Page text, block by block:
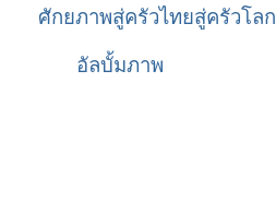
ศักยภาพสู่ครัวไทยสู่ครัวโลก
อัลบั้มภาพ